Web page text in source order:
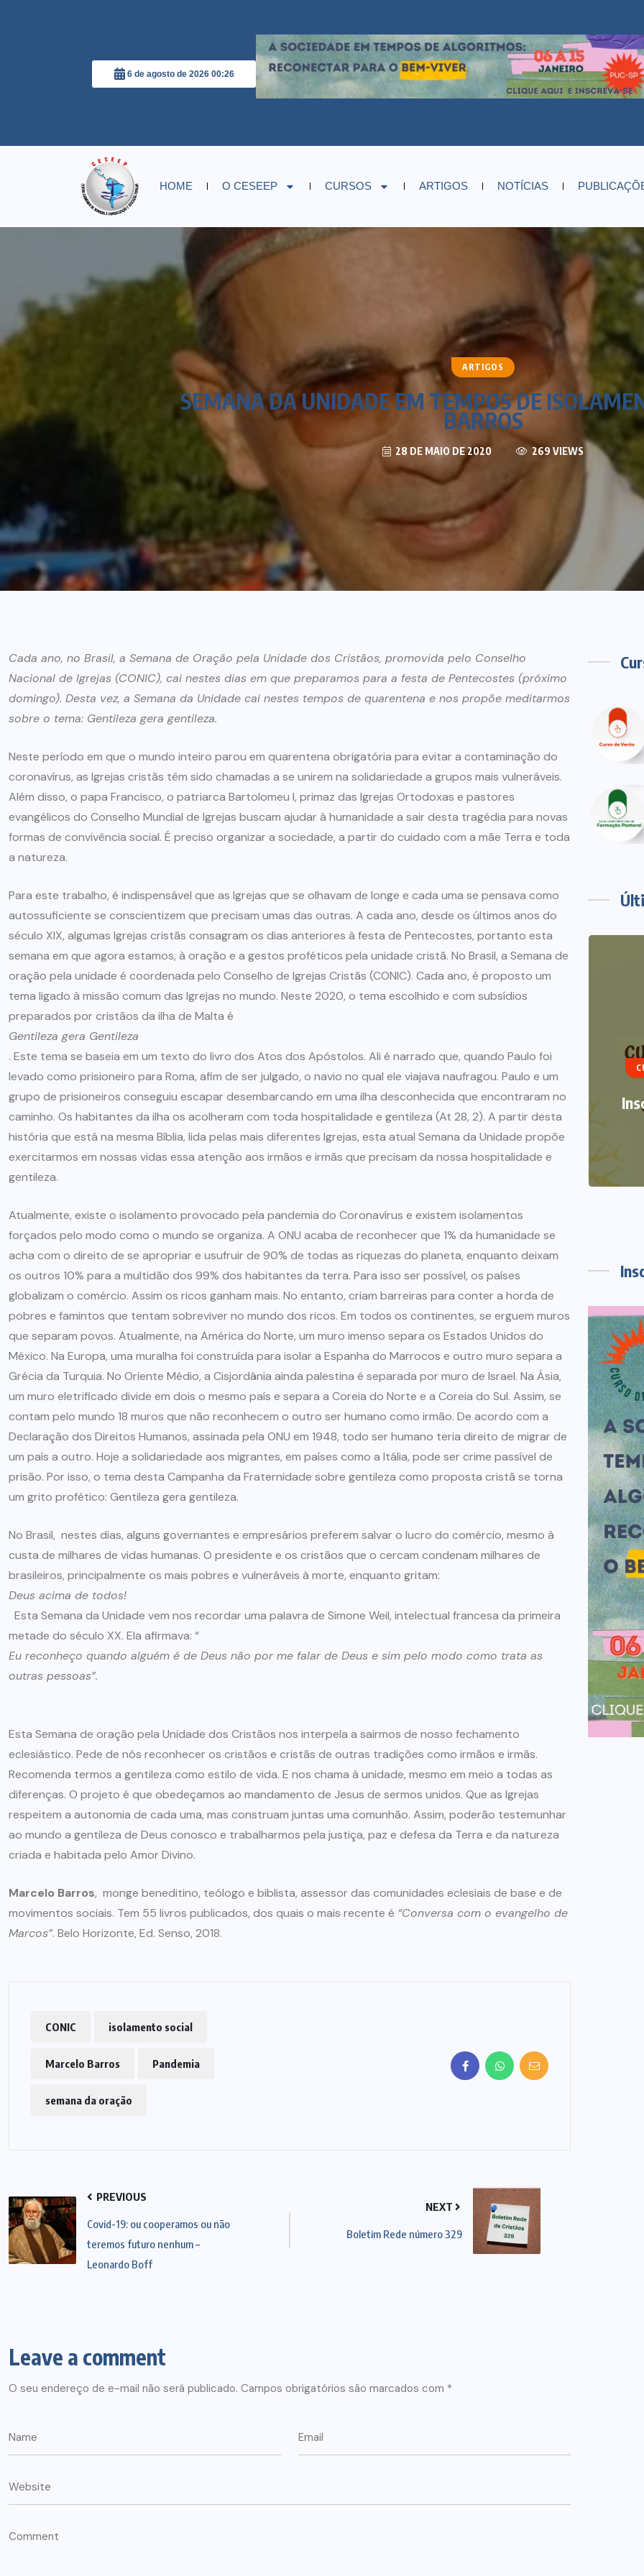
6 de agosto de 2026 00:26
HOME O CESEEP CURSOS ARTIGOS NOTÍCIAS
ARTIGOS
SEMANA DA UNIDADE EM TEMPOS DE
BARROS
28 DE MAIO DE 2020 269 VIEWS
Cada ano, no Brasil, a Semana de Oração pela Unidade dos Cristãos, promovida pelo Conselho
Nacional de Igrejas (CONIC), cai nestes dias em que preparamos para a festa de Pentecostes (próximo
domingo). Desta vez, a Semana da Unidade cai nestes tempos de quarentena e nos propõe meditarmos
sobre o tema: Gentileza gera gentileza.
Neste período em que o mundo inteiro parou em quarentena obrigatória para evitar a contaminação do
coronavírus, as Igrejas cristãs têm sido chamadas a se unirem na solidariedade a grupos mais vulneráveis.
Além disso, o papa Francisco, o patriarca Bartolomeu I, primaz das Igrejas Ortodoxas e pastores
evangélicos do Conselho Mundial de Igrejas buscam ajudar à humanidade a sair desta tragédia para novas
formas de convivência social. É preciso organizar a sociedade, a partir do cuidado com a mãe Terra e toda
a natureza.
Para este trabalho, é indispensável que as Igrejas que se olhavam de longe e cada uma se pensava como
autossuficiente se conscientizem que precisam umas das outras. A cada ano, desde os últimos anos do
século XIX, algumas Igrejas cristãs consagram os dias anteriores à festa de Pentecostes, portanto esta
semana em que agora estamos, à oração e a gestos proféticos pela unidade cristã. No Brasil, a Semana de
oração pela unidade é coordenada pelo Conselho de Igrejas Cristãs (CONIC). Cada ano, é proposto um
tema ligado à missão comum das Igrejas no mundo. Neste 2020, o tema escolhido e com subsídios
preparados por cristãos da ilha de Malta é
Gentileza gera Gentileza
. Este tema se baseia em um texto do livro dos Atos dos Apóstolos. Ali é narrado que, quando Paulo foi
levado como prisioneiro para Roma, afim de ser julgado, o navio no qual ele viajava naufragou. Paulo e um
grupo de prisioneiros conseguiu escapar desembarcando em uma ilha desconhecida que encontraram no
caminho. Os habitantes da ilha os acolheram com toda hospitalidade e gentileza (At 28, 2). A partir desta
história que está na mesma Bíblia, lida pelas mais diferentes Igrejas, esta atual Semana da Unidade propõe
exercitarmos em nossas vidas essa atenção aos irmãos e irmãs que precisam da nossa hospitalidade e
gentileza.
Atualmente, existe o isolamento provocado pela pandemia do Coronavírus e existem isolamentos
forçados pelo modo como o mundo se organiza. A ONU acaba de reconhecer que 1% da humanidade se
acha com o direito de se apropriar e usufruir de 90% de todas as riquezas do planeta, enquanto deixam
os outros 10% para a multidão dos 99% dos habitantes da terra. Para isso ser possível, os países
globalizam o comércio. Assim os ricos ganham mais. No entanto, criam barreiras para conter a horda de
pobres e famintos que tentam sobreviver no mundo dos ricos. Em todos os continentes, se erguem muros
que separam povos. Atualmente, na América do Norte, um muro imenso separa os Estados Unidos do
México. Na Europa, uma muralha foi construída para isolar a Espanha do Marrocos e outro muro separa a
Grécia da Turquia. No Oriente Médio, a Cisjordânia ainda palestina é separada por muro de Israel. Na Ásia,
um muro eletrificado divide em dois o mesmo país e separa a Coreia do Norte e a Coreia do Sul. Assim, se
contam pelo mundo 18 muros que não reconhecem o outro ser humano como irmão. De acordo com a
Declaração dos Direitos Humanos, assinada pela ONU em 1948, todo ser humano teria direito de migrar de
um país a outro. Hoje a solidariedade aos migrantes, em países como a Itália, pode ser crime passível de
prisão. Por isso, o tema desta Campanha da Fraternidade sobre gentileza como proposta cristã se torna
um grito profético: Gentileza gera gentileza.
No Brasil, nestes dias, alguns governantes e empresários preferem salvar o lucro do comércio, mesmo à
custa de milhares de vidas humanas. O presidente e os cristãos que o cercam condenam milhares de
brasileiros, principalmente os mais pobres e vulneráveis à morte, enquanto gritam:
Deus acima de todos!
Esta Semana da Unidade vem nos recordar uma palavra de Simone Weil, intelectual francesa da primeira
metade do século XX. Ela afirmava: “
Eu reconheço quando alguém é de Deus não por me falar de Deus e sim pelo modo como trata as
outras pessoas”.
Esta Semana de oração pela Unidade dos Cristãos nos interpela a sairmos de nosso fechamento
eclesiástico. Pede de nós reconhecer os cristãos e cristãs de outras tradições como irmãos e irmãs.
Recomenda termos a gentileza como estilo de vida. E nos chama à unidade, mesmo em meio a todas as
diferenças. O projeto é que obedeçamos ao mandamento de Jesus de sermos unidos. Que as Igrejas
respeitem a autonomia de cada uma, mas construam juntas uma comunhão. Assim, poderão testemunhar
ao mundo a gentileza de Deus conosco e trabalharmos pela justiça, paz e defesa da Terra e da natureza
criada e habitada pelo Amor Divino.
Marcelo Barros, monge beneditino, teólogo e biblista, assessor das comunidades eclesiais de base e de
movimentos sociais. Tem 55 livros publicados, dos quais o mais recente é “Conversa com o evangelho de
Marcos”. Belo Horizonte, Ed. Senso, 2018.
CONIC isolamento social
Marcelo Barros Pandemia
semana da oração
PREVIOUS
Covid-19: ou cooperamos ou não
teremos futuro nenhum –
Leonardo Boff
NEXT
Boletim Rede número 329
Leave a comment
O seu endereço de e-mail não será publicado. Campos obrigatórios são marcados com *
MEMÓRIA DE UMA JORNADA
QUE NÃO TERMINA – JOÃO
DIAS
28 DE JULHO DE 2026
Inscrições abertas Curso de
Verão 2021
12 DE DEZEMBRO DE 2020